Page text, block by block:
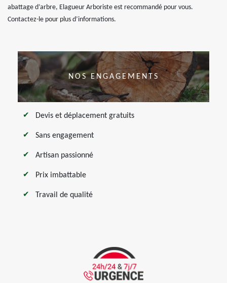
abattage d’arbre, Elagueur Arboriste est recommandé pour vous.
Contactez-le pour plus d’informations.
NOS ENGAGEMENTS
Devis et déplacement gratuits
Sans engagement
Artisan passionné
Prix imbattable
Travail de qualité